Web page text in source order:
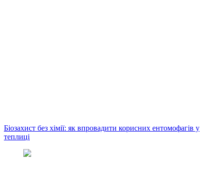
Біозахист без хімії: як впровадити корисних ентомофагів у
теплиці